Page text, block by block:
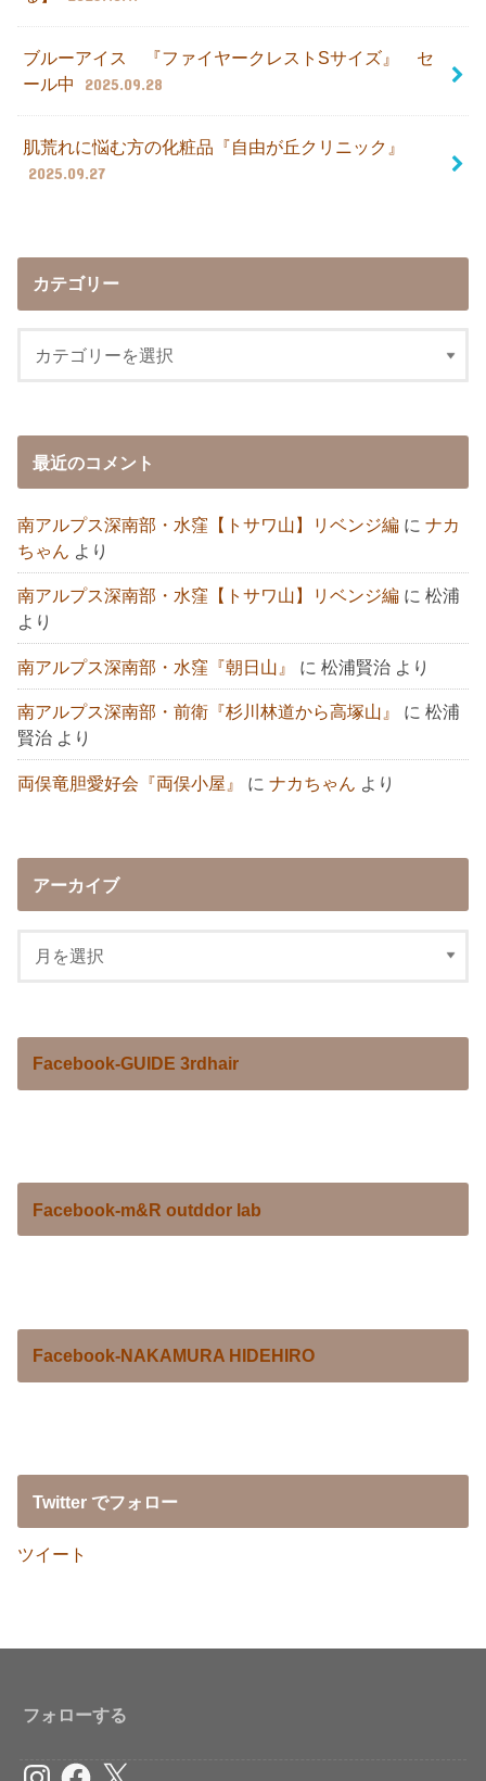
ブルーアイス 『ファイヤークレストSサイズ』 セ
ール中
2025.09.28
肌荒れに悩む方の化粧品『自由が丘クリニック』
2025.09.27
カテゴリー
最近のコメント
南アルプス深南部・水窪【トサワ山】リベンジ編 にナカ
ちゃん より
南アルプス深南部・水窪【トサワ山】リベンジ編 に松浦
より
南アルプス深南部・水窪『朝日山』 に松浦賢治 より
南アルプス深南部・前衛『杉川林道から高塚山』 に松浦
賢治 より
両俣竜胆愛好会『両俣小屋』 にナカちゃん より
アーカイブ
Facebook-GUIDE 3rdhair
Facebook-m&R outddor lab
Facebook-NAKAMURA HIDEHIRO
Twitter でフォロー
ツイート
フォローする
InstagramFacebook
X